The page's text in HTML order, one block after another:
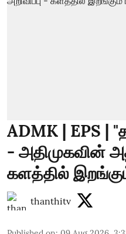
ADMK | EPS |
- அதிமுகவின்
களத்தில்
thanthitv